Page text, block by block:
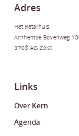
Adres
Het Retailhuis
Arnhemse Bovenweg
3708 AG Zeist
Links
Over Kern
Agenda